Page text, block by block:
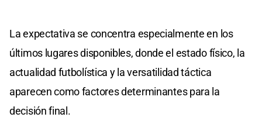
La expectativa se concentra especialmente en los
últimos lugares disponibles, donde el estado físico, la
actualidad futbolística y la versatilidad táctica
aparecen como factores determinantes para la
decisión final.